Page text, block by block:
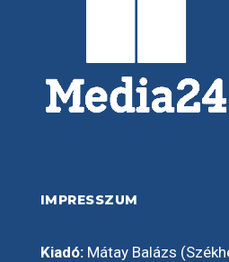
IMPRESSZUM
Kiadó:Mátay Balázs